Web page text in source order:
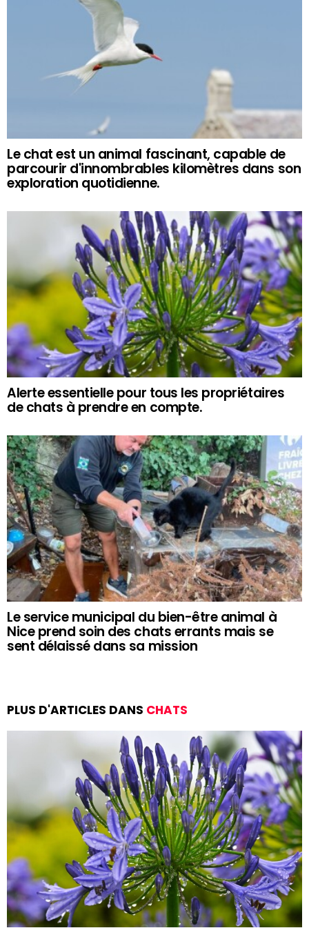
Le chat est un animal fascinant, capable de
parcourir d'innombrables kilomètres dans son
exploration quotidienne.
Alerte essentielle pour tous les propriétaires
de chats à prendre en compte.
Le service municipal du bien-être animal à
Nice prend soin des chats errants mais se
sent délaissé dans sa mission
PLUS D'ARTICLES DANS CHATS